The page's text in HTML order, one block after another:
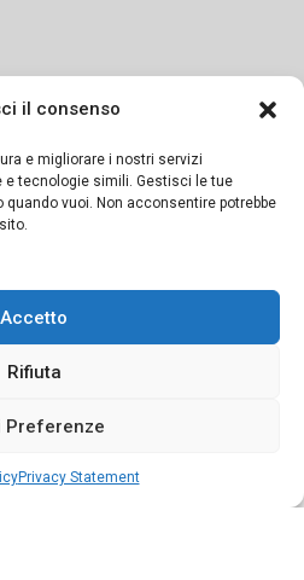
il consenso
e migliorare i nostri servizi
tecnologie simili. Gestisci le tue
vuoi. Non acconsentire potrebbe
Accetto
Rifiuta
Preferenze
Privacy Statement
responsabilità che il presente
del Codice di Deontologia
del FNOMCeO.
Dott.ri Sapio | Powered by